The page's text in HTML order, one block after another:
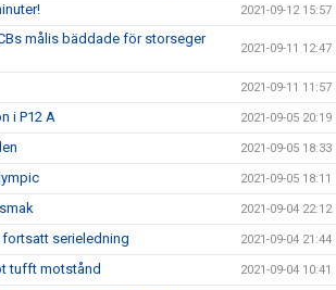
2021-09-12 15:57
målis bäddade för storseger
2021-09-11 12:47
2021-09-11 11:57
i P12 A 2021-09-05 20:19
2021-09-05 18:33
2021-09-05 18:11
2021-09-04 22:12
serieledning 2021-09-04 21:44
tufft motstånd 2021-09-04 10:41